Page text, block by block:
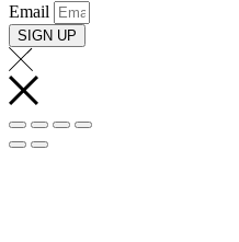
Email
SIGN UP